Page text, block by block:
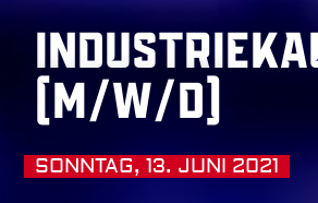
(M/W/D)
SONNTAG, 13. JUNI 2021